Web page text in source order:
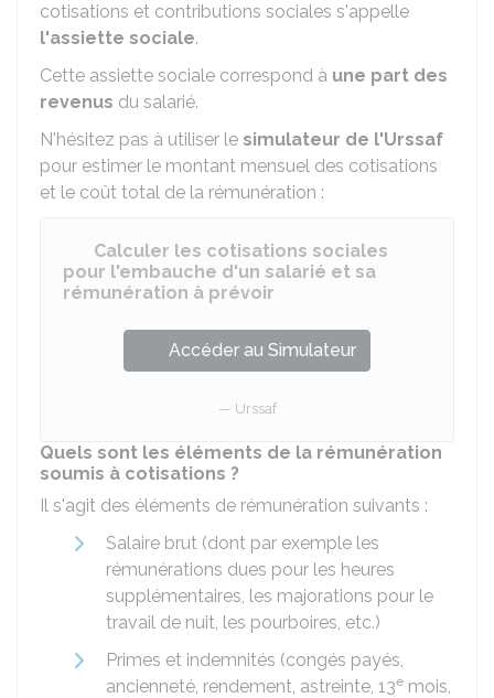
cotisations et contributions sociales s'appelle
l'assiette sociale.
Cette assiette sociale correspond à une part des
revenus du salarié.
N'hésitez pas à utiliser le simulateur de l'Urssaf
pour estimer le montant mensuel des cotisations
et le coût total de la rémunération :
Calculer les cotisations sociales
pour l'embauche d'un salarié et sa
rémunération à prévoir
Accéder au Simulateur
Urssaf
Quels sont les éléments de la rémunération
soumis à cotisations ?
Il s'agit des éléments de rémunération suivants :
Salaire brut (dont par exemple les
rémunérations dues pour les heures
supplémentaires, les majorations pour le
travail de nuit, les pourboires, etc.)
Primes et indemnités (congés payés,
ancienneté, rendement, astreinte, 13e mois,